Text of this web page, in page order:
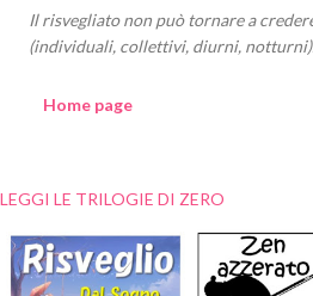
Il risvegliato non può tornare a
(individuali, collettivi, diurni,
Home page
LEGGI LE TRILOGIE DI ZERO